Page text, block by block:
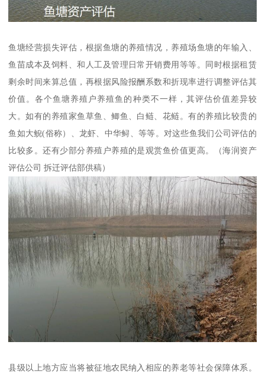
鱼塘经营损失评估，根据鱼塘的养殖情况，养殖场鱼塘的年输入、
鱼苗成本及饲料、和人工及管理日常开销费用等等。同时根据租赁
剩余时间来算总值，再根据风险报酬系数和折现率进行调整评估其
价值。各个鱼塘养殖户养殖鱼的种类不一样，其评估价值差异较
大。如有的养殖家鱼草鱼、鲫鱼、白鲢、花鲢。有的养殖比较贵的
鱼如大鲵(俗称）、龙虾、中华鲟、等等。对这些鱼我们公司评估的
比较多。还有少部分养殖户养殖的是观赏鱼价值更高。（海润资产
评估公司 拆迁评估部供稿）
县级以上地方应当将被征地农民纳入相应的养老等社会保障体系。